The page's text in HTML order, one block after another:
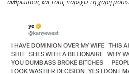
ανθρώπους και τους παρέχω τη χάρη μου».